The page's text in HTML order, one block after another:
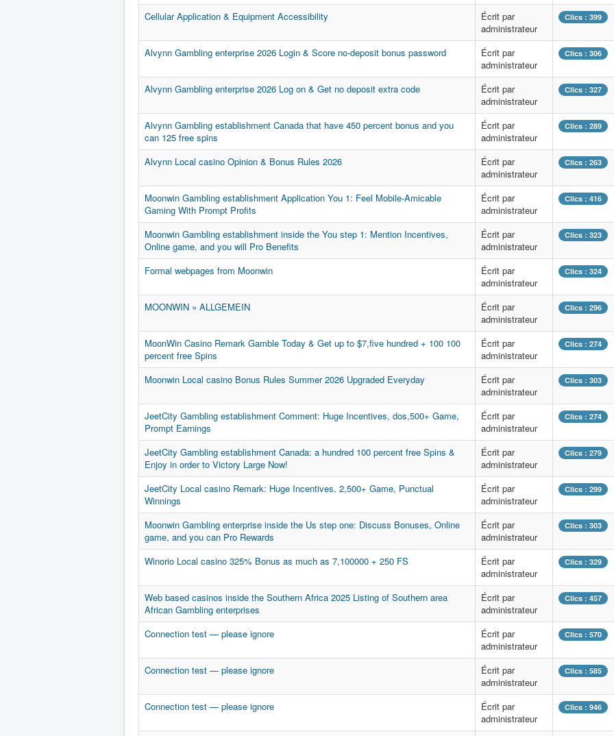
Cellular Application & Equipment Accessibility
Écrit par
administrateur
Clics : 399
Alvynn Gambling enterprise 2026 Login & Score no-deposit bonus password
Écrit par
administrateur
Clics : 306
Alvynn Gambling enterprise 2026 Log on & Get no deposit extra code
Écrit par
administrateur
Clics : 327
Alvynn Gambling establishment Canada that have 450 percent bonus and you
can 125 free spins
Écrit par
administrateur
Clics : 289
Alvynn Local casino Opinion & Bonus Rules 2026
Écrit par
administrateur
Clics : 263
Moonwin Gambling establishment Application You 1: Feel Mobile-Amicable
Gaming With Prompt Profits
Écrit par
administrateur
Clics : 416
Moonwin Gambling establishment inside the You step 1: Mention Incentives,
Online game, and you will Pro Benefits
Écrit par
administrateur
Clics : 323
Formal webpages from Moonwin
Écrit par
administrateur
Clics : 324
MOONWIN » ALLGEMEIN
Écrit par
administrateur
Clics : 296
MoonWin Casino Remark Gamble Today & Get up to $7,five hundred + 100 100
percent free Spins
Écrit par
administrateur
Clics : 274
Moonwin Local casino Bonus Rules Summer 2026 Upgraded Everyday
Écrit par
administrateur
Clics : 303
JeetCity Gambling establishment Comment: Huge Incentives, dos,500+ Game,
Prompt Earnings
Écrit par
administrateur
Clics : 274
JeetCity Gambling establishment Canada: a hundred 100 percent free Spins &
Enjoy in order to Victory Large Now!
Écrit par
administrateur
Clics : 279
JeetCity Local casino Remark: Huge Incentives, 2,500+ Game, Punctual
Winnings
Écrit par
administrateur
Clics : 299
Moonwin Gambling enterprise inside the Us step one: Discuss Bonuses, Online
game, and you can Pro Rewards
Écrit par
administrateur
Clics : 303
Winorio Local casino 325% Bonus as much as 7,100000 + 250 FS
Écrit par
administrateur
Clics : 329
Web based casinos inside the Southern Africa 2025 Listing of Southern area
African Gambling enterprises
Écrit par
administrateur
Clics : 457
Connection test — please ignore
Écrit par
administrateur
Clics : 570
Connection test — please ignore
Écrit par
administrateur
Clics : 585
Connection test — please ignore
Écrit par
administrateur
Clics : 946